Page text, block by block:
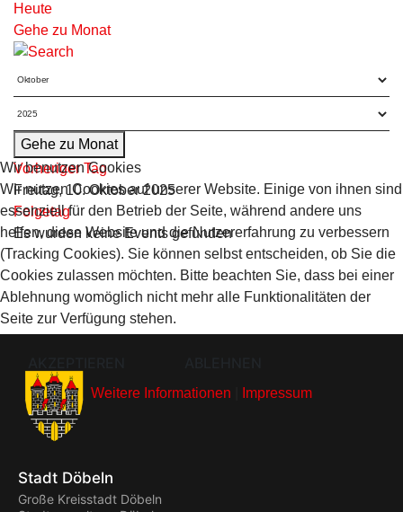
Heute
Gehe zu Monat
Gehe zu Monat
Vorheriger Tag
Freitag, 10. Oktober 2025
Folgetag
Es wurden keine Events gefunden
Stadt Döbeln
Große Kreisstadt Döbeln
Wir benutzen Cookies
Wir nutzen Cookies auf unserer Website. Einige von ihnen sind
essenziell für den Betrieb der Seite, während andere uns
helfen, diese Website und die Nutzererfahrung zu verbessern
(Tracking Cookies). Sie können selbst entscheiden, ob Sie die
Cookies zulassen möchten. Bitte beachten Sie, dass bei einer
Ablehnung womöglich nicht mehr alle Funktionalitäten der
Seite zur Verfügung stehen.
Weitere Informationen Impressum